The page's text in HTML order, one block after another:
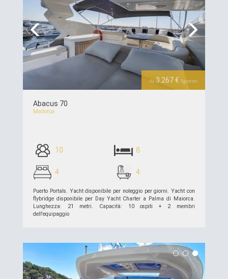
Previous Next
da 3.267 € /giorno
Abacus 70
Mallorca
10 8
4 4
Puerto Portals. Yacht disponibile per noleggio per giorni. Yacht con
flybridge disponibile per Day Yacht Charter a Palma di Maiorca.
Lunghezza: 21 metri. Capacità: 10 ospiti + 2 membri
dell'equipaggio
piú dettagli >>